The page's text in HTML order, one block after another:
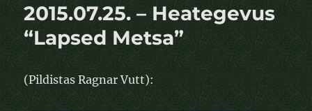
2015.07.25. – Heategevus
“Lapsed Metsa”
(Pildistas Ragnar Vutt):